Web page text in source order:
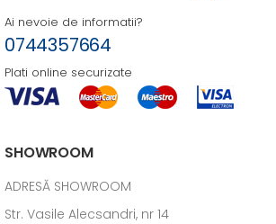
Ai nevoie de informatii?
0744357664
Plati online securizate
SHOWROOM
ADRESĂ SHOWROOM
Str. Vasile Alecsandri, nr 14